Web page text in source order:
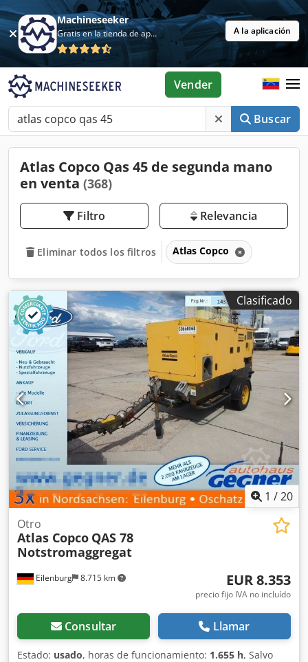
Machineseeker
Gratis en la tienda de aplicaciones A la aplicación
Buscar
Vender
Atlas Copco Qas 45 de segunda mano
en venta (368)
Filtro Relevancia
Eliminar todos los filtros Atlas Copco
Clasificado
1 /20
Eilenburg 8.715 km
Otro
Atlas Copco QAS 78
Notstromaggregat
EUR 8.353
precio fijo IVA no incluído
Consultar Llamar
Estado: usado, horas de funcionamiento: 1.655 h, Salvo